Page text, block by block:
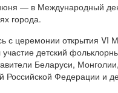
— в Международный
города.
с церемонии открытия VI
детский
Беларуси,
Федерации и